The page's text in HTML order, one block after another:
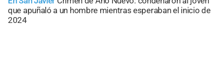
que apuñaló a un hombre mientras esperaban el inicio de
2024